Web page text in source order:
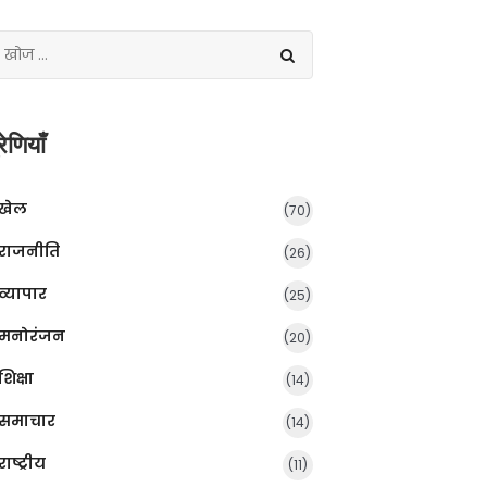
(70)
(26)
(25)
(20)
(14)
(14)
(11)